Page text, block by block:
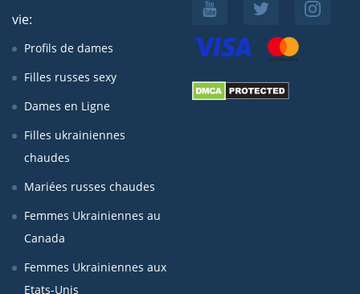
vie:
Profils de dames
Filles russes sexy
Dames en Ligne
Filles ukrainiennes
chaudes
Mariées russes chaudes
Femmes Ukrainiennes au
Canada
Femmes Ukrainiennes aux
Etats-Unis